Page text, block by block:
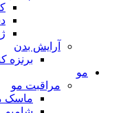
آرایش بدن
برنزه
مو
مراقبت مو
ماسک